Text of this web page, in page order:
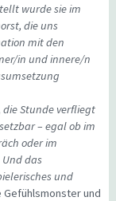
wurde sie im
die uns
mit den
in und innere/n
die Stunde verfliegt
– egal ob im
oder im
das
und
Gefühlsmonster und